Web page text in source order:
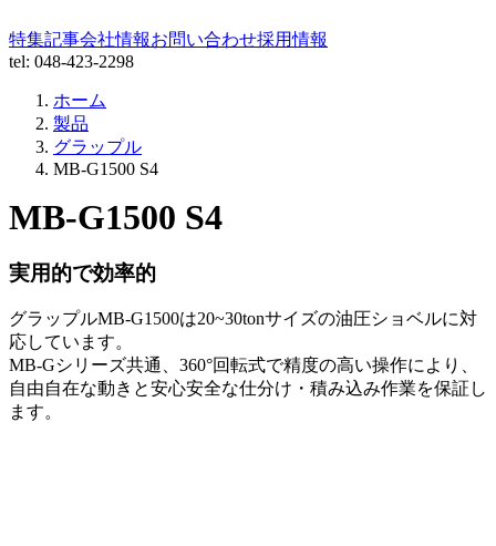
特集記事会社情報お問い合わせ採用情報
tel: 048-423-2298
ホーム
製品
グラップル
MB-G1500 S4
MB-G1500 S4
実用的で効率的
グラップルMB-G1500は20~30tonサイズの油圧ショベルに対
応しています。
MB-Gシリーズ共通、360°回転式で精度の高い操作により、
自由自在な動きと安心安全な仕分け・積み込み作業を保証し
ます。